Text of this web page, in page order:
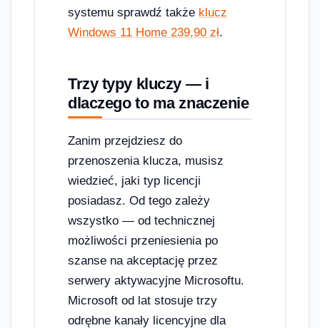
systemu sprawdź także klucz
Windows 11 Home 239,90 zł.
Trzy typy kluczy — i
dlaczego to ma znaczenie
Zanim przejdziesz do
przenoszenia klucza, musisz
wiedzieć, jaki typ licencji
posiadasz. Od tego zależy
wszystko — od technicznej
możliwości przeniesienia po
szanse na akceptację przez
serwery aktywacyjne Microsoftu.
Microsoft od lat stosuje trzy
odrębne kanały licencyjne dla